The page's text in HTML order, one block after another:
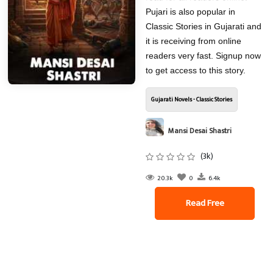
Pujari is also popular in
Classic Stories in Gujarati and
it is receiving from online
readers very fast. Signup now
to get access to this story.
Gujarati Novels - Classic Stories
Mansi Desai Shastri
(3k)
20.3k 0 6.4k
Read Free